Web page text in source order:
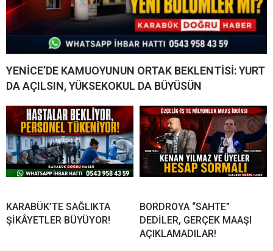
YENİCE’DE KAMUOYUNUN ORTAK BEKLENTİSİ: YURT
DA AÇILSIN, YÜKSEKOKUL DA BÜYÜSÜN
KARABÜK’TE SAĞLIKTA
ŞİKÂYETLER BÜYÜYOR!
BORDROYA “SAHTE”
DEDİLER, GERÇEK MAAŞI
AÇIKLAMADILAR!